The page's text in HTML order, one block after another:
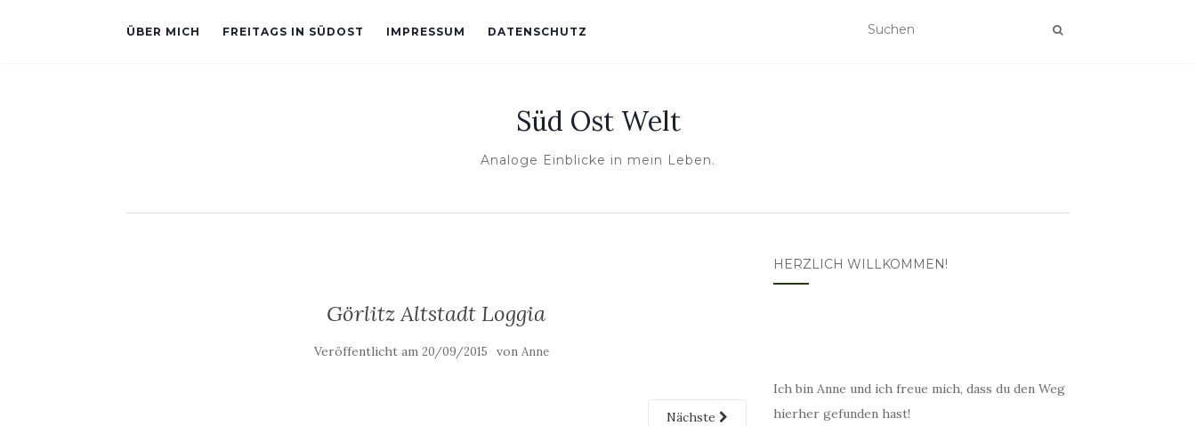
ÜBER MICH FREITAGS IN SÜDOST IMPRESSUM DATENSCHUTZ
Süd Ost Welt
Analoge Einblicke in mein Leben.
Görlitz Altstadt Loggia
Veröffentlicht am20/09/2015 vonAnne
Nächste
HERZLICH WILLKOMMEN!
Ich bin Anne und ich freue mich, dass du den Weg
hierher gefunden hast!